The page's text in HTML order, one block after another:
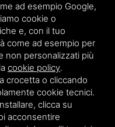
ad esempio Google,
cookie o
e, con il tuo
come ad esempio per
non personalizzati più
cookie policy.
crocetta o cliccando
cookie tecnici.
clicca su
acconsentire